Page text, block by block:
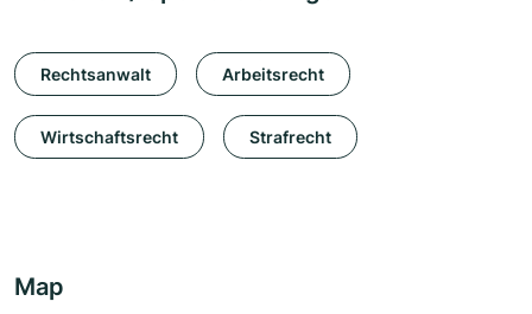
Rechtsanwalt Arbeitsrecht
Wirtschaftsrecht Strafrecht
Map